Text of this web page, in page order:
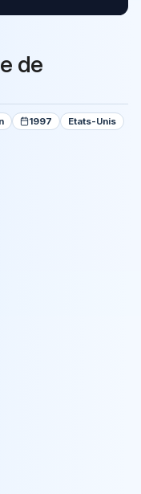
de
1997 Etats-Unis